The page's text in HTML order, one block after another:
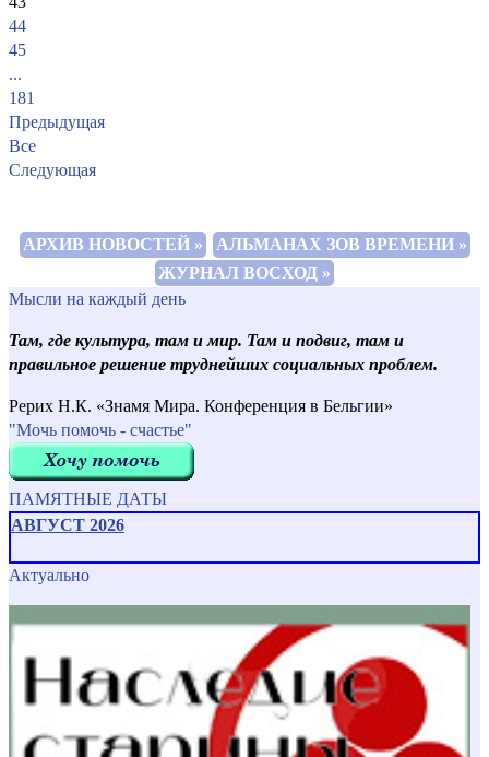
44
45
...
181
Предыдущая
Все
Следующая
АРХИВ НОВОСТЕЙ »
АЛЬМАНАХ ЗОВ ВРЕМЕНИ »
ЖУРНАЛ ВОСХОД »
Мысли на каждый день
Там, где культура, там и мир. Там и подвиг, там и
правильное решение труднейших социальных проблем.
Рерих Н.К. «Знамя Мира. Конференция в Бельгии»
"Мочь помочь - счастье"
ПАМЯТНЫЕ ДАТЫ
АВГУСТ 2026
Актуально